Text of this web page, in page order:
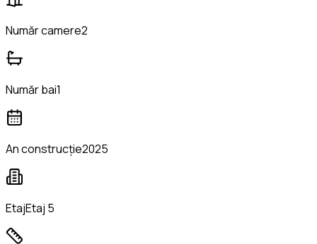
Număr camere2
Număr bai1
An construcție2025
EtajEtaj 5